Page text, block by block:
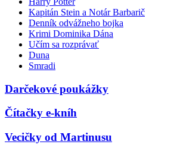
Kapitán Stein a Notár Barbarič
Denník odvážneho bojka
Krimi Dominika Dána
Učím sa rozprávať
Duna
Smradi
Darčekové poukážky
Čítačky e-kníh
Vecičky od Martinusu